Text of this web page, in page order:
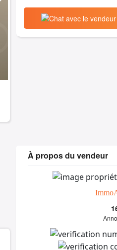
À propos du vendeur